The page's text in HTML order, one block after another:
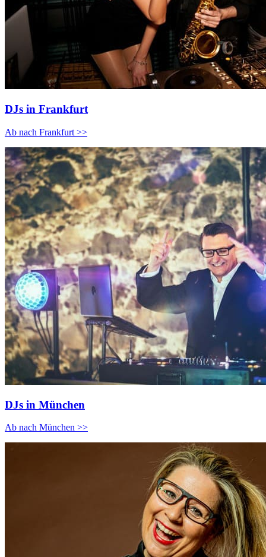
DJs in Frankfurt
Ab nach Frankfurt >>
DJs in München
Ab nach München >>